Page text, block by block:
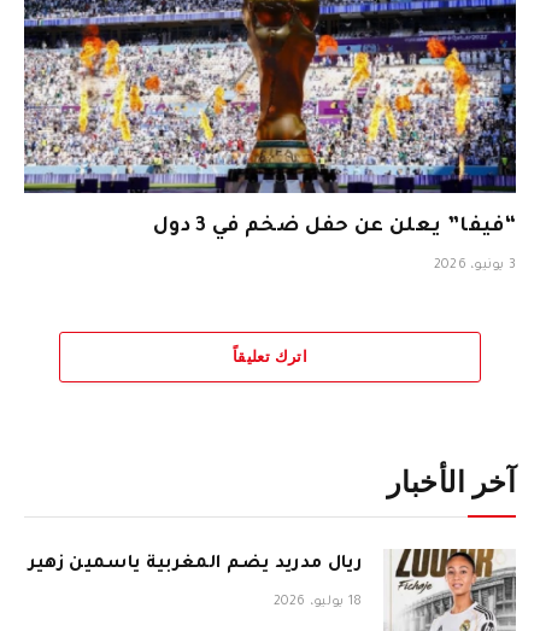
“فيفا” يعلن عن حفل ضخم في 3 دول
3 يونيو، 2026
اترك تعليقاً
آخر الأخبار
ريال مدريد يضم المغربية ياسمين زهير
18 يوليو، 2026